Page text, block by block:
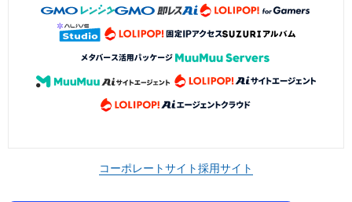
コーポレートサイト採用サイト